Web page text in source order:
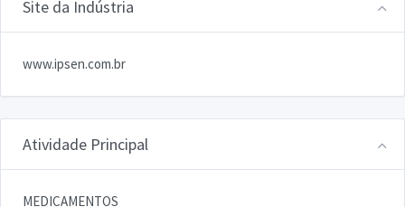
Site da Indústria
www.ipsen.com.br
Atividade Principal
MEDICAMENTOS